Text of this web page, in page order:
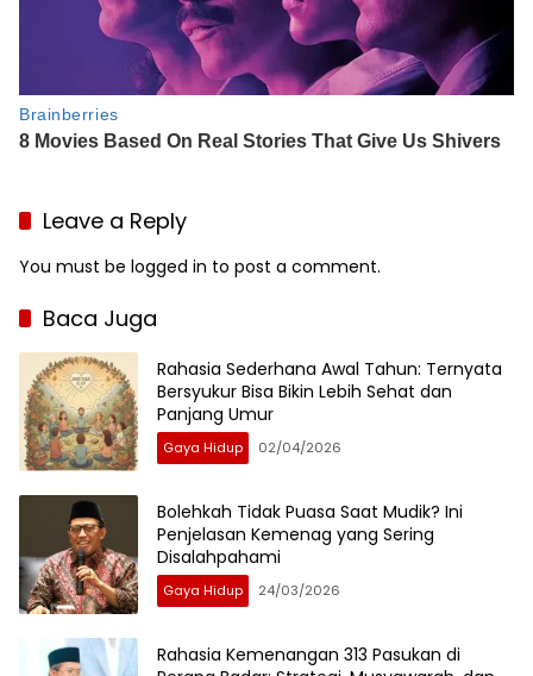
Leave a Reply
You must be logged in to post a comment.
Baca Juga
Rahasia Sederhana Awal Tahun: Ternyata
Bersyukur Bisa Bikin Lebih Sehat dan
Panjang Umur
Gaya Hidup 02/04/2026
Bolehkah Tidak Puasa Saat Mudik? Ini
Penjelasan Kemenag yang Sering
Disalahpahami
Gaya Hidup 24/03/2026
Rahasia Kemenangan 313 Pasukan di